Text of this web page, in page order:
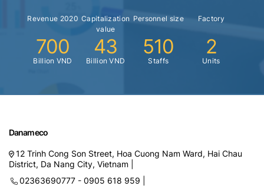
Revenue 2020
700
Billion VND
Capitalization
value
43
Billion VND
Personnel size
510
Staffs
Factory
2
Units
Danameco
12 Trinh Cong Son Street, Hoa Cuong Nam Ward, Hai Chau
District, Da Nang City, Vietnam |
02363690777 - 0905 618 959 |